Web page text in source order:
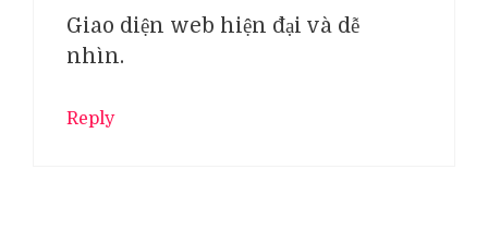
Giao diện web hiện đại và dễ
nhìn.
Reply